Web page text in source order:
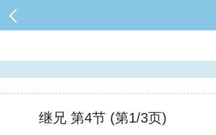
继兄 第4节 (第1/3页)